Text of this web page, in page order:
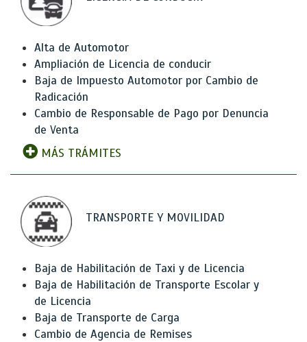
Alta de Automotor
Ampliación de Licencia de conducir
Baja de Impuesto Automotor por Cambio de
Radicación
Cambio de Responsable de Pago por Denuncia
de Venta
MÁS TRÁMITES
TRANSPORTE Y MOVILIDAD
Baja de Habilitación de Taxi y de Licencia
Baja de Habilitación de Transporte Escolar y
de Licencia
Baja de Transporte de Carga
Cambio de Agencia de Remises